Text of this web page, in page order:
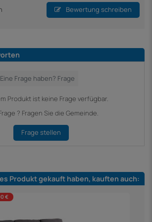
Bewertung schreiben
Produkt ist keine Frage verfügbar.
? Fragen Sie die Gemeinde.
Frage stellen
Produkt gekauft haben, kauften auch:
€